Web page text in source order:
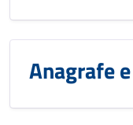
Anagrafe